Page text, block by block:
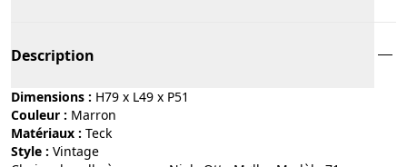
Description
Dimensions : H79 x L49 x P51
Couleur :
marron
Matériaux :
teck
Style :
vintage